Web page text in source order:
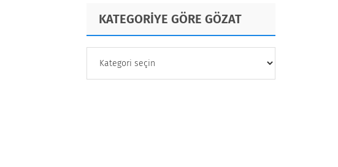
KATEGORİYE GÖRE GÖZAT
GÖRE
GÖZAT